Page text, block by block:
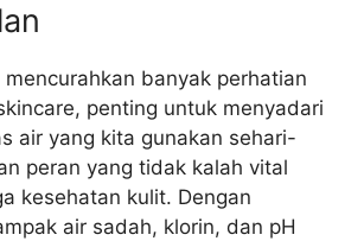
banyak perhatian
penting untuk menyadari
air yang kita gunakan sehari-
peran yang tidak kalah vital
kesehatan kulit. Dengan
air sadah, klorin, dan pH